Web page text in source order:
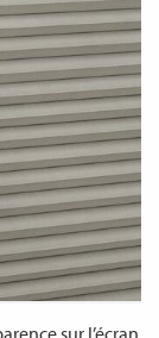
sur l’écran